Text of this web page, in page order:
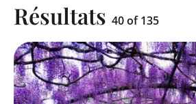
Résultats 40 of 135